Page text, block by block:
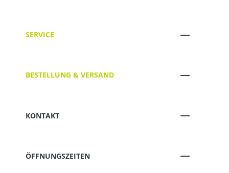
SERVICE
BESTELLUNG & VERSAND
KONTAKT
ÖFFNUNGSZEITEN